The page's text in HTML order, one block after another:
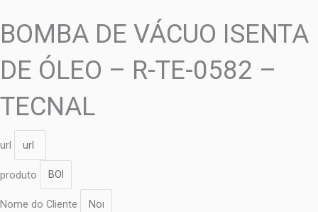
BOMBA DE VÁCUO ISENTA
DE ÓLEO – R-TE-0582 –
TECNAL
url
produto
Nome do Cliente